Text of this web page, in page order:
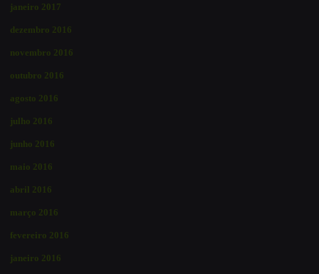
janeiro 2017
dezembro 2016
novembro 2016
outubro 2016
agosto 2016
julho 2016
junho 2016
maio 2016
abril 2016
março 2016
fevereiro 2016
janeiro 2016